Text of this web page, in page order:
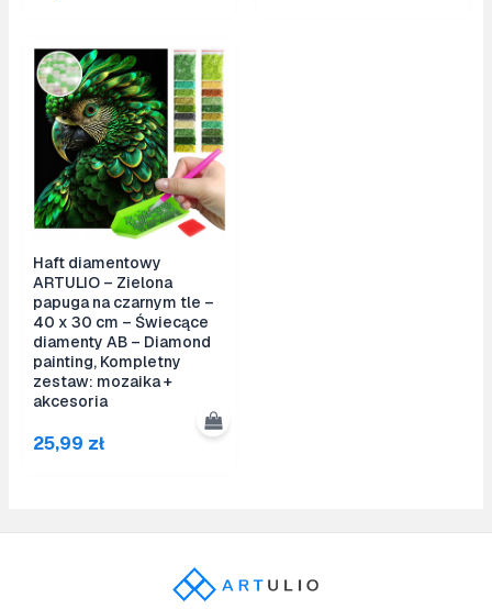
Haft diamentowy
ARTULIO – Zielona
papuga na czarnym tle –
40 x 30 cm – Świecące
diamenty AB – Diamond
painting, Kompletny
zestaw: mozaika +
akcesoria
25,99 zł